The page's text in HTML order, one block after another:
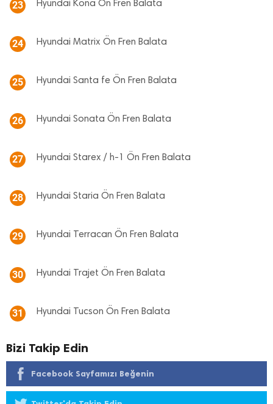
23 Hyundai Kona Ön Fren Balata
24 Hyundai Matrix Ön Fren Balata
25 Hyundai Santa fe Ön Fren Balata
26 Hyundai Sonata Ön Fren Balata
27 Hyundai Starex / h-1 Ön Fren Balata
28 Hyundai Staria Ön Fren Balata
29 Hyundai Terracan Ön Fren Balata
30 Hyundai Trajet Ön Fren Balata
31 Hyundai Tucson Ön Fren Balata
Bizi Takip Edin
Facebook Sayfamızı Beğenin